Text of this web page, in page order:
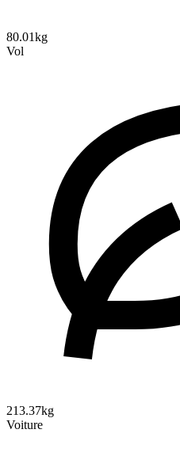
80.01kg
Vol
213.37kg
Voiture